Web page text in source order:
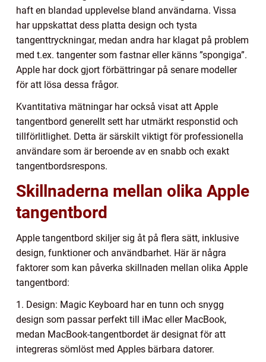
haft en blandad upplevelse bland användarna. Vissa
har uppskattat dess platta design och tysta
tangenttryckningar, medan andra har klagat på problem
med t.ex. tangenter som fastnar eller känns ”spongiga”.
Apple har dock gjort förbättringar på senare modeller
för att lösa dessa frågor.
Kvantitativa mätningar har också visat att Apple
tangentbord generellt sett har utmärkt responstid och
tillförlitlighet. Detta är särskilt viktigt för professionella
användare som är beroende av en snabb och exakt
tangentbordsrespons.
Skillnaderna mellan olika Apple
tangentbord
Apple tangentbord skiljer sig åt på flera sätt, inklusive
design, funktioner och användbarhet. Här är några
faktorer som kan påverka skillnaden mellan olika Apple
tangentbord:
1. Design: Magic Keyboard har en tunn och snygg
design som passar perfekt till iMac eller MacBook,
medan MacBook-tangentbordet är designat för att
integreras sömlöst med Apples bärbara datorer.